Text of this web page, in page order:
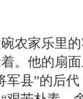
农家乐里
。他的扇
军县”的后